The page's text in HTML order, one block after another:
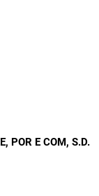
POR E COM, S.D.